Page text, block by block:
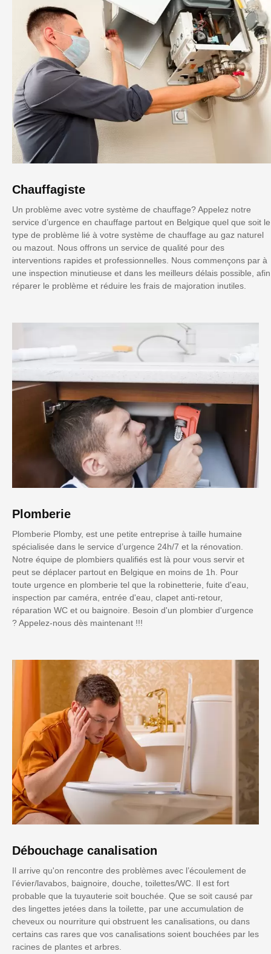
Chauffagiste
Un problème avec votre système de chauffage? Appelez notre
service d’urgence en chauffage partout en Belgique quel que soit le
type de problème lié à votre système de chauffage au gaz naturel
ou mazout. Nous offrons un service de qualité pour des
interventions rapides et professionnelles. Nous commençons par à
une inspection minutieuse et dans les meilleurs délais possible, afin
réparer le problème et réduire les frais de majoration inutiles.
Plomberie
Plomberie Plomby, est une petite entreprise à taille humaine
spécialisée dans le service d’urgence 24h/7 et la rénovation.
Notre équipe de plombiers qualifiés est là pour vous servir et
peut se déplacer partout en Belgique en moins de 1h. Pour
toute urgence en plomberie tel que la robinetterie, fuite d'eau,
inspection par caméra, entrée d'eau, clapet anti-retour,
réparation WC et ou baignoire. Besoin d'un plombier d'urgence
? Appelez-nous dès maintenant !!!
Débouchage canalisation
Il arrive qu'on rencontre des problèmes avec l’écoulement de
l’évier/lavabos, baignoire, douche, toilettes/WC. Il est fort
probable que la tuyauterie soit bouchée. Que se soit causé par
des lingettes jetées dans la toilette, par une accumulation de
cheveux ou nourriture qui obstruent les canalisations, ou dans
certains cas rares que vos canalisations soient bouchées par les
racines de plantes et arbres.